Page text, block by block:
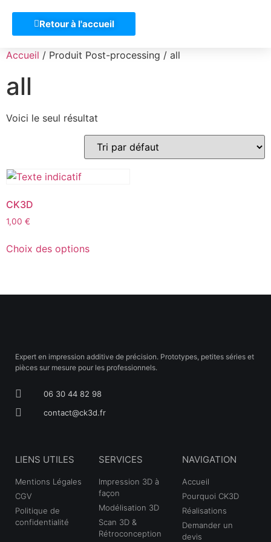
Retour à l'accueil
Accueil / Produit Post-processing / all
all
Voici le seul résultat
CK3D
1,00 €
Choix des options
Expert en impression additive de précision. Prototypes, petites séries et
pièces sur mesure pour les professionnels.
06 30 44 82 98
contact@ck3d.fr
LIENS UTILES
Mentions Légales
CGV
Politique de
confidentialité
SERVICES
Impression 3D à
façon
Modélisation 3D
Scan 3D &
Rétroconception
NAVIGATION
Accueil
Pourquoi CK3D
Réalisations
Demander un
devis